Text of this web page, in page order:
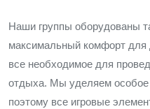
Наши группы оборудованы
максимальный комфорт для
все необходимое для
отдыха. Мы уделяем особое
поэтому все игровые